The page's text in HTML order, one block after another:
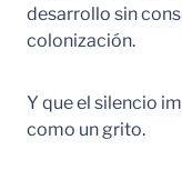
desarrollo sin
colonización.
Y que el silencio
como un grito.